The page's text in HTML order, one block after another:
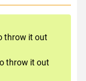
throw it out
throw it out